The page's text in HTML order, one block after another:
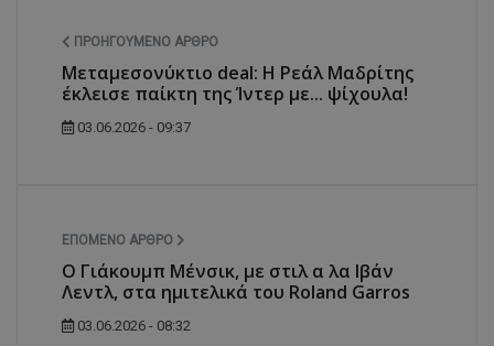
ΠΡΟΗΓΟΎΜΕΝΟ ΆΡΘΡΟ
Μεταμεσονύκτιο deal: Η Ρεάλ Μαδρίτης
έκλεισε παίκτη της Ίντερ με... ψίχουλα!
03.06.2026 - 09:37
ΕΠΌΜΕΝΟ ΆΡΘΡΟ
O Γιάκουμπ Μένσικ, με στιλ α λα Ιβάν
Λεντλ, στα ημιτελικά του Roland Garros
03.06.2026 - 08:32